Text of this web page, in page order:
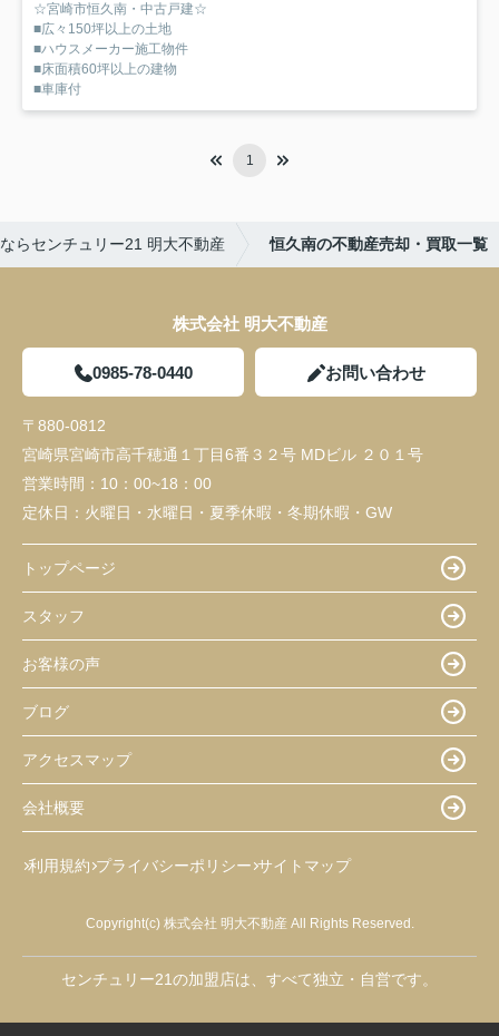
☆宮崎市恒久南・中古戸建☆
■広々150坪以上の土地
■ハウスメーカー施工物件
■床面積60坪以上の建物
■車庫付
1
らセンチュリー21 明大不動産 恒久南の不動産売却・買取一覧
株式会社 明大不動産
0985-78-0440 お問い合わせ
〒880-0812
宮崎県宮崎市高千穂通１丁目6番３２号 MDビル ２０１号
営業時間： 10：00~18：00
定休日： 火曜日・水曜日・夏季休暇・冬期休暇・GW
トップページ
スタッフ
お客様の声
ブログ
アクセスマップ
会社概要
利用規約 プライバシーポリシー サイトマップ
Copyright(c) 株式会社 明大不動産 All Rights Reserved.
センチュリー21の加盟店は、すべて独立・自営です。